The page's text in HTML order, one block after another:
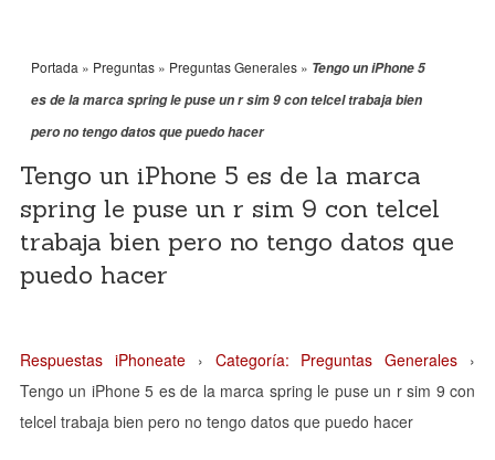
Portada » Preguntas » Preguntas Generales » Tengo un iPhone 5
es de la marca spring le puse un r sim 9 con telcel trabaja bien
pero no tengo datos que puedo hacer
Tengo un iPhone 5 es de la marca
spring le puse un r sim 9 con telcel
trabaja bien pero no tengo datos que
puedo hacer
Respuestas iPhoneate› Categoría: Preguntas Generales ›
Tengo un iPhone 5 es de la marca spring le puse un r sim 9 con
telcel trabaja bien pero no tengo datos que puedo hacer